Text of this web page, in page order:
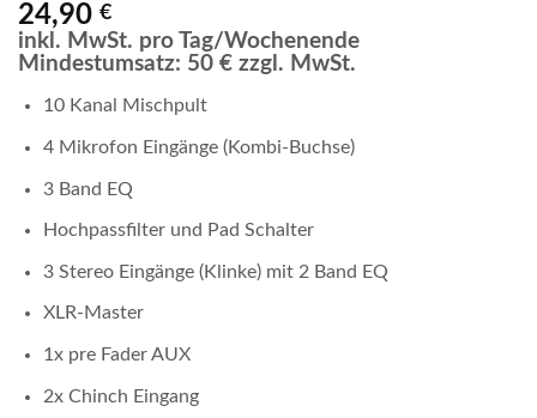
24,90 €
inkl. MwSt. pro Tag/Wochenende
Mindestumsatz: 50 € zzgl. MwSt.
10 Kanal Mischpult
4 Mikrofon Eingänge (Kombi-Buchse)
3 Band EQ
Hochpassfilter und Pad Schalter
3 Stereo Eingänge (Klinke) mit 2 Band EQ
XLR-Master
1x pre Fader AUX
2x Chinch Eingang